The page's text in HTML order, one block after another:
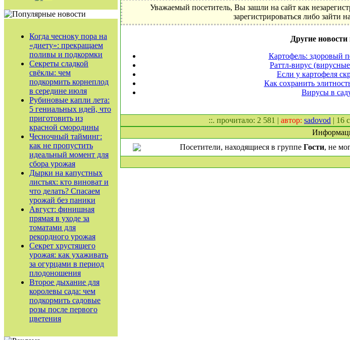
Когда чесноку пора на
«диету»: прекращаем
поливы и подкормки
Секреты сладкой
свёклы: чем
подкормить корнеплод
в середине июля
Рубиновые капли лета:
5 гениальных идей, что
приготовить из
красной смородины
Чесночный тайминг:
как не пропустить
идеальный момент для
сбора урожая
Дырки на капустных
листьях: кто виноват и
что делать? Спасаем
урожай без паники
Август: финишная
прямая в уходе за
томатами для
рекордного урожая
Секрет хрустящего
урожая: как ухаживать
за огурцами в период
плодоношения
Второе дыхание для
королевы сада: чем
подкормить садовые
розы после первого
цветения
Уважаемый посетитель, Вы зашли на сайт как
зарегистрироваться либо зайти
Другие новости
Картофель: здоровый
Раттл-вирус
Если у картофеля
Как сохранить
Вирусы в
::. прочитало: 2 581 | автор: sadovod | 16
Посетители, находящиеся в группе Гости, не